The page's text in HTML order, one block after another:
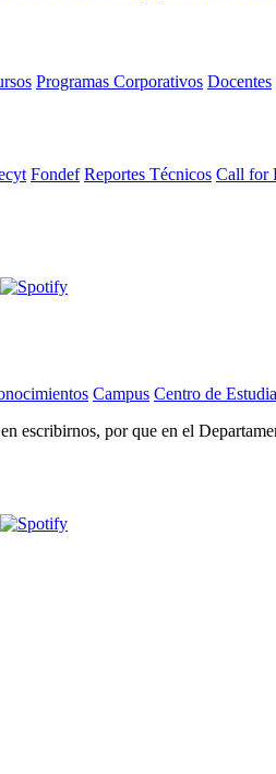
Programas Corporativos Docentes
Fondef Reportes Técnicos Call for
Campus Centro de
escribirnos, por que en el